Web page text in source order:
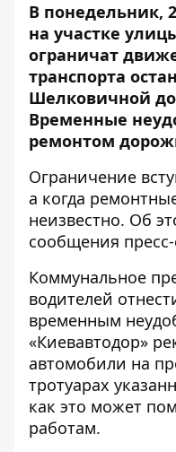
В понедельник,
на участке
ограничат
транспорта
Шелковичной
Временные
ремонтом
Ограничение
а когда
неизвестно. Об
сообщения
Коммунальное
водителей
временным
«Киевавтодор»
автомобили на
тротуарах
как это может
работам.